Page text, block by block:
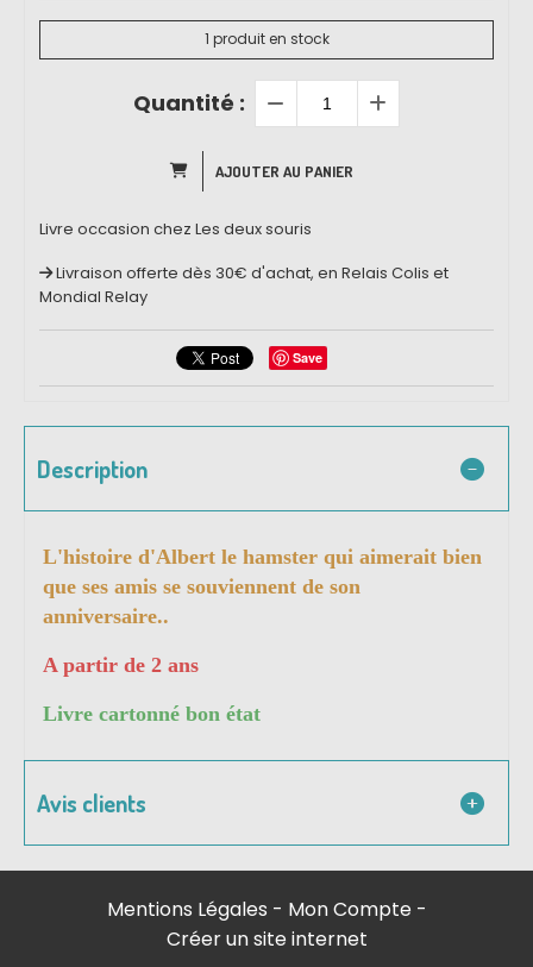
1 produit en stock
Quantité :
AJOUTER AU PANIER
Livre occasion chez Les deux souris
Livraison offerte dès 30€ d'achat, en Relais Colis et
Mondial Relay
Save
Description
L'histoire d'Albert le hamster qui aimerait bien
que ses amis se souviennent de son
anniversaire..
A partir de 2 ans
Livre cartonné bon état
Avis clients
Mentions Légales
Mon Compte
Créer un site internet